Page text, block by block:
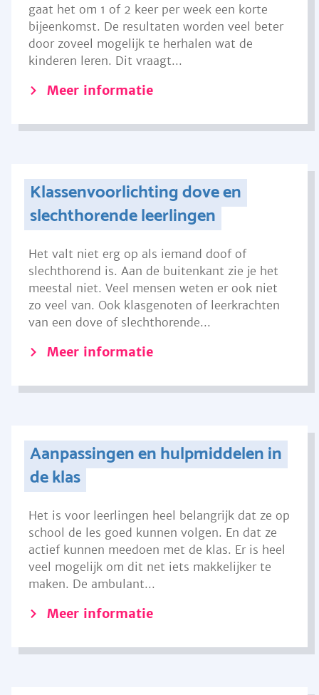
gaat het om 1 of 2 keer per week een korte
bijeenkomst. De resultaten worden veel beter
door zoveel mogelijk te herhalen wat de
kinderen leren. Dit vraagt...
Meer informatie
Klassenvoorlichting dove en
slechthorende leerlingen
Het valt niet erg op als iemand doof of
slechthorend is. Aan de buitenkant zie je het
meestal niet. Veel mensen weten er ook niet
zo veel van. Ook klasgenoten of leerkrachten
van een dove of slechthorende...
Meer informatie
Aanpassingen en hulpmiddelen in
de klas
Het is voor leerlingen heel belangrijk dat ze op
school de les goed kunnen volgen. En dat ze
actief kunnen meedoen met de klas. Er is heel
veel mogelijk om dit net iets makkelijker te
maken. De ambulant...
Meer informatie